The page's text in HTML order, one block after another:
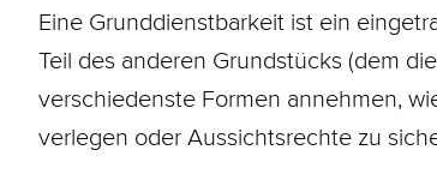
Eine Grunddienstbarkeit ist ein
Teil des anderen Grundstücks (dem
verschiedenste Formen annehmen,
verlegen oder Aussichtsrechte zu